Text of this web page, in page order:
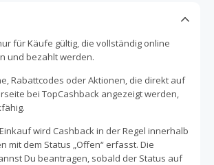
für Käufe gültig, die vollständig online
und bezahlt werden.
Rabattcodes oder Aktionen, die direkt auf
bei TopCashback angezeigt werden,
wird Cashback in der Regel innerhalb
mit dem Status „Offen“ erfasst. Die
Du beantragen, sobald der Status auf